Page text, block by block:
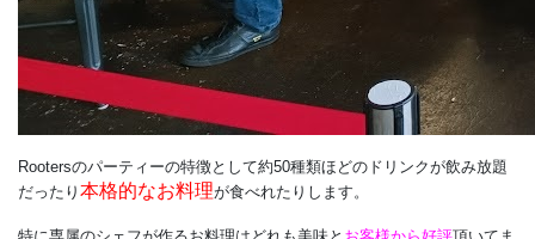
Rootersのパーティーの特徴として約50種類ほどのドリンクが飲み放題
だったり 本格的なお料理が食べれたりします。